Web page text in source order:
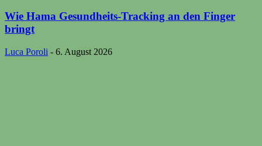
Wie Hama Gesundheits-Tracking an den Finger
bringt
Luca Poroli - 6. August 2026